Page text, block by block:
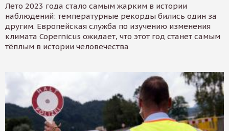
Лето 2023 года стало самым жарким в истории
наблюдений: температурные рекорды бились один за
другим. Европейская служба по изучению изменения
климата Copernicus ожидает, что этот год станет самым
тёплым в истории человечества